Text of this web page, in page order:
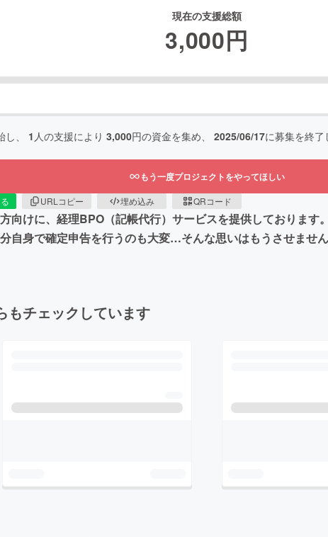
現在の支援総額
3,000円
し、 1 人の支援により 3,000円の資金を集め、 2025/06/17に募集を終了
もう一度プロジェクトをやってほしい
URLコピー 埋め込み QRコード
向けに、経理BPO（記帳代行）サービスを提供しておりま
自身で確定申告を行うのも大変…そんな思いはもうさせませ
もチェックしています